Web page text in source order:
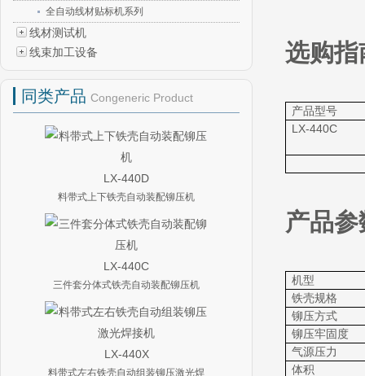
全自动线材贴标机系列
线材测试机
线束加工设备
同类产品 Congeneric Product
LX-440D
料带式上下铁壳自动装配铆压机
LX-440C
三件套分体式铁壳自动装配铆压机
LX-440X
料带式左右铁壳自动组装铆压激光焊
选购指
产品型号
LX-440C
产品参
机型
铁壳规格
铆压方式
铆压牢固度
气源压力
体积